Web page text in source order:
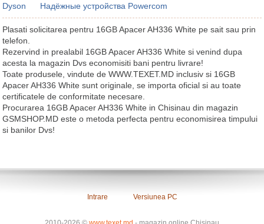
Dyson Надёжные устройства Powercom
Plasati solicitarea pentru 16GB Apacer AH336 White pe sait sau prin
telefon.
Rezervind in prealabil 16GB Apacer AH336 White si venind dupa
acesta la magazin Dvs economisiti bani pentru livrare!
Toate produsele, vindute de WWW.TEXET.MD inclusiv si 16GB
Apacer AH336 White sunt originale, se importa oficial si au toate
certificatele de conformitate necesare.
Procurarea 16GB Apacer AH336 White in Chisinau din magazin
GSMSHOP.MD este o metoda perfecta pentru economisirea timpului
si banilor Dvs!
Intrare Versiunea PC